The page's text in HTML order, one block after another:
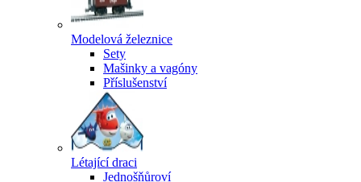
Modelová železnice
Sety
Mašinky a vagóny
Příslušenství
Létající draci
Jednošňůroví